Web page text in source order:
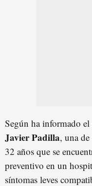
Según ha informado el
Javier Padilla, una de
32 años que se
preventivo en un
síntomas leves